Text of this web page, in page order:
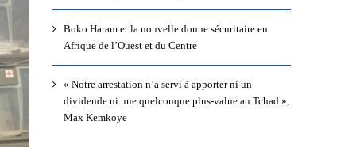
Boko Haram et la nouvelle donne sécuritaire en
Afrique de l’Ouest et du Centre
« Notre arrestation n’a servi à apporter ni un
dividende ni une quelconque plus-value au Tchad »,
Max Kemkoye